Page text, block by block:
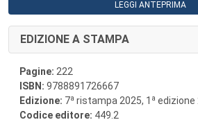
LEGGI ANTEPRIMA
EDIZIONE A STAMPA
Pagine: 222
ISBN: 9788891726667
Edizione: 7a ristampa 2025, 1 a edizione
Codice editore: 449.2